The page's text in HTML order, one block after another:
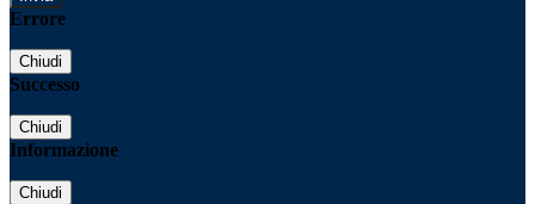
Errore
Chiudi
Successo
Chiudi
Informazione
Chiudi